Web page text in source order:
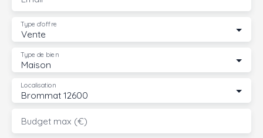
Vente
Type d'offre
Maison
Type de bien
Brommat 12600
Localisation
Budget max (€)